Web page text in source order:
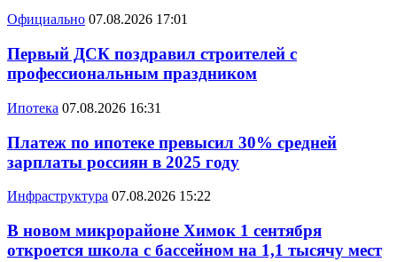
Официально 07.08.2026 17:01
Первый ДСК поздравил строителей с
профессиональным праздником
Ипотека 07.08.2026 16:31
Платеж по ипотеке превысил 30% средней
зарплаты россиян в 2025 году
Инфраструктура 07.08.2026 15:22
В новом микрорайоне Химок 1 сентября
откроется школа с бассейном на 1,1 тысячу мест